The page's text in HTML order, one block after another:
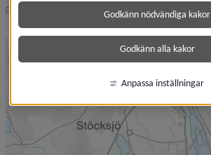
Godkänn nödvändiga kakor
Godkänn alla kakor
Anpassa inställningar